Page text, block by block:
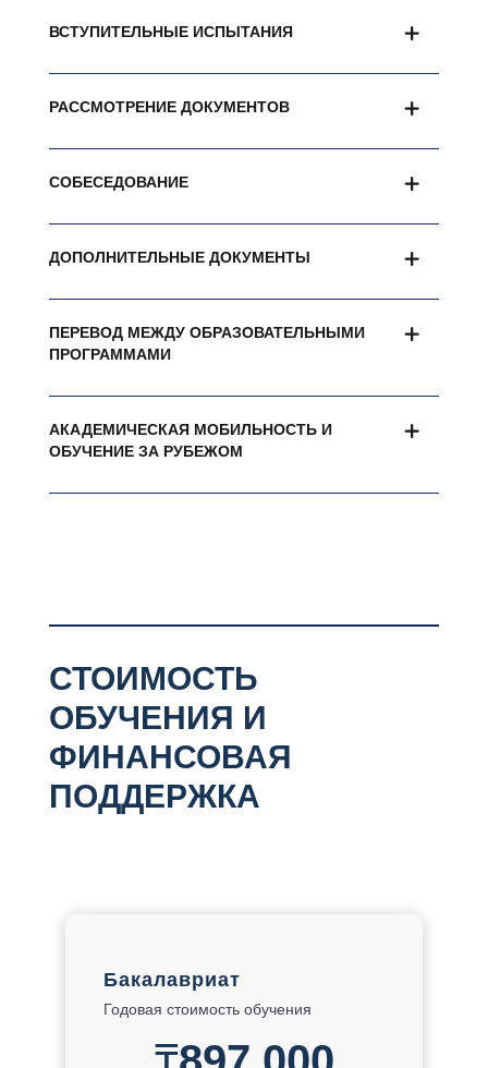
ВСТУПИТЕЛЬНЫЕ ИСПЫТАНИЯ
РАССМОТРЕНИЕ ДОКУМЕНТОВ
СОБЕСЕДОВАНИЕ
ДОПОЛНИТЕЛЬНЫЕ ДОКУМЕНТЫ
ПЕРЕВОД МЕЖДУ ОБРАЗОВАТЕЛЬНЫМИ
ПРОГРАММАМИ
АКАДЕМИЧЕСКАЯ МОБИЛЬНОСТЬ И
ОБУЧЕНИЕ ЗА РУБЕЖОМ
СТОИМОСТЬ
ОБУЧЕНИЯ И
ФИНАНСОВАЯ
ПОДДЕРЖКА
Бакалавриат
Годовая стоимость обучения